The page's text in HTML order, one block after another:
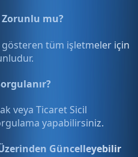
Zorunlu mu?
gösteren tüm işletmeler için
veya Ticaret Sicil
yapabilirsiniz.
Güncelleyebilir